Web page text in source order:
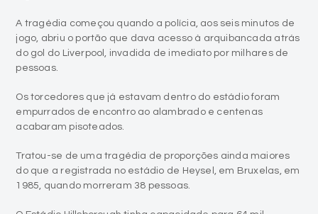
A tragédia começou quando a polícia, aos seis minutos de
jogo, abriu o portão que dava acesso à arquibancada atrás
do gol do Liverpool, invadida de imediato por milhares de
pessoas.
Os torcedores que já estavam dentro do estádio foram
empurrados de encontro ao alambrado e centenas
acabaram pisoteados.
Tratou-se de uma tragédia de proporções ainda maiores
do que a registrada no estádio de Heysel, em Bruxelas, em
1985, quando morreram 38 pessoas.